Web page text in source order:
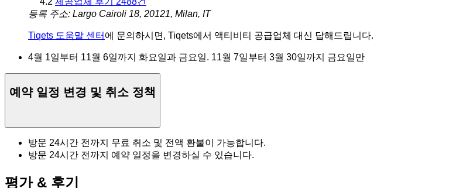
등록 주소: Largo Cairoli 18, 20121, Milan, IT
Tiqets 도움말 센터 에 문의하시면, Tiqets에서 액티비티 공급업체 대신 답해드립니다.
4월 1일부터 11월 6일까지 화요일과 금요일. 11월 7일부터 3월 30일까지 금요일만
예약 일정 변경 및 취소 정책
방문 24시간 전까지 무료 취소 및 전액 환불이 가능합니다.
방문 24시간 전까지 예약 일정을 변경하실 수 있습니다.
평가 & 후기